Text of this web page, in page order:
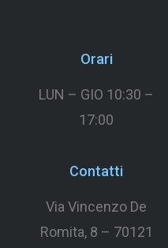
Orari
LUN – GIO 10:30 –
17:00
Contatti
Via Vincenzo De
Romita, 8 – 70121